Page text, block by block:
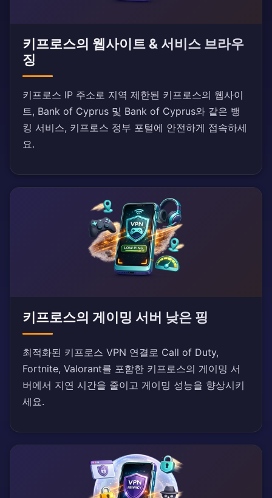
키프로스의 웹사이트 & 서비스 브라우
징
키프로스 IP 주소로 지역 제한된 키프로스의 웹사이
트, Bank of Cyprus 및 Bank of Cyprus와 같은 뱅
킹 서비스, 키프로스 정부 포털에 안전하게 접속하세
요.
키프로스의 게이밍 서버 낮은 핑
최적화된 키프로스 VPN 연결로 Call of Duty,
Fortnite, Valorant를 포함한 키프로스의 게이밍 서
버에서 지연 시간을 줄이고 게이밍 성능을 향상시키
세요.